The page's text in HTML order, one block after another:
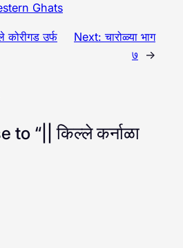
Ghats
कोरीगड उर्फ
Next:चारोळ्या भाग
७ →
to “|| किल्ले कर्नाळा